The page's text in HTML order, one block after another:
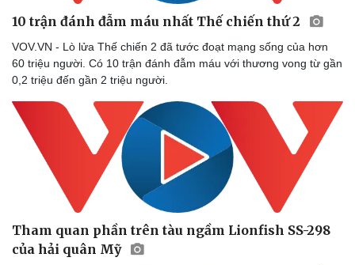
Sản phụ khoa
Nhi khoa
Nam khoa
Làm đẹp - giảm cân
Phòng mạch online
Ăn sạch sống khỏe
Tình yêu - Gia đình
10 trận đánh đẫm máu nhất Thế chiến thứ 2
VOV.VN - Lò lửa Thế chiến 2 đã tước đoạt mạng sống của hơn
60 triệu người. Có 10 trận đánh đẫm máu với thương vong từ gần
0,2 triệu đến gần 2 triệu người.
Tham quan phần trên tàu ngầm Lionfish SS-298
của hải quân Mỹ